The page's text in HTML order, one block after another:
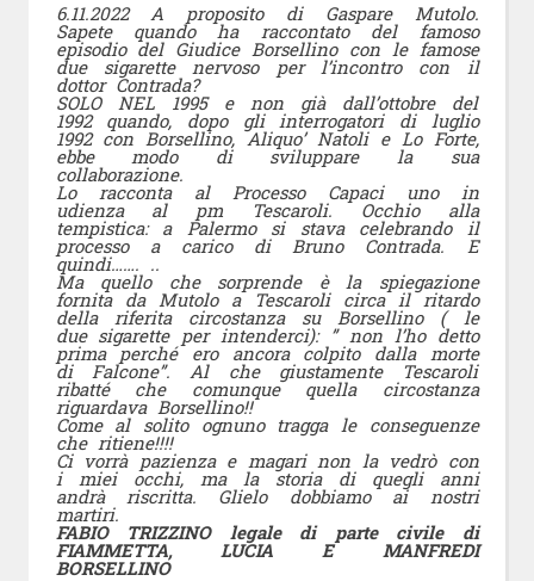
6.11.2022 A proposito di Gaspare Mutolo.
Sapete quando ha raccontato del famoso
episodio del Giudice Borsellino con le famose
due sigarette nervoso per l’incontro con il
dottor Contrada?
SOLO NEL 1995 e non già dall’ottobre del
1992 quando, dopo gli interrogatori di luglio
1992 con Borsellino, Aliquo’ Natoli e Lo Forte,
ebbe modo di sviluppare la sua
collaborazione.
Lo racconta al Processo Capaci uno in
udienza al pm Tescaroli. Occhio alla
tempistica: a Palermo si stava celebrando il
processo a carico di Bruno Contrada. E
quindi……. ..
Ma quello che sorprende è la spiegazione
fornita da Mutolo a Tescaroli circa il ritardo
della riferita circostanza su Borsellino ( le
due sigarette per intenderci): ” non l’ho detto
prima perché ero ancora colpito dalla morte
di Falcone”. Al che giustamente Tescaroli
ribatté che comunque quella circostanza
riguardava Borsellino!!
Come al solito ognuno tragga le conseguenze
che ritiene!!!!
Ci vorrà pazienza e magari non la vedrò con
i miei occhi, ma la storia di quegli anni
andrà riscritta. Glielo dobbiamo ai nostri
martiri.
FABIO TRIZZINO legale di parte civile di
FIAMMETTA, LUCIA E MANFREDI
BORSELLINO